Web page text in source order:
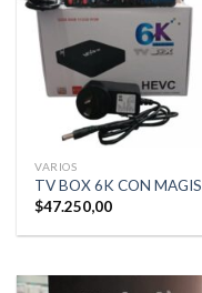
VARIOS
TV BOX 6K CON MAGIS
$47.250,00